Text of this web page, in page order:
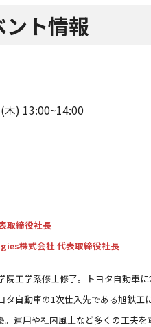
ント情報
木) 13:00~14:00
取締役社長
株式会社 代表取締役社長
院工学系修士修了。トヨタ自動車
タ自動車の1次仕入先である旭鉄
。運用や社内風土など多くの工夫